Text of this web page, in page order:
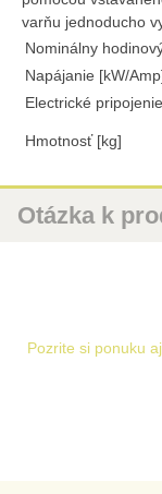
varňu jednoducho
Nominálny
Napájanie [kW/
Electrické
Hmotnosť [kg]
Otázka k
Nová otázka k
Pozrite si ponuku